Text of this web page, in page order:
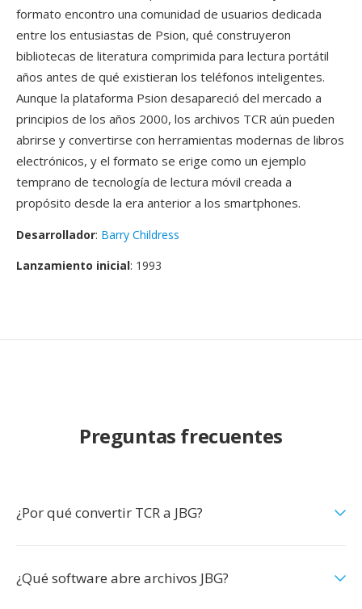
formato encontro una comunidad de usuarios dedicada
entre los entusiastas de Psion, qué construyeron
bibliotecas de literatura comprimida para lectura portátil
años antes de qué existieran los teléfonos inteligentes.
Aunque la plataforma Psion desapareció del mercado a
principios de los años 2000, los archivos TCR aún pueden
abrirse y convertirse con herramientas modernas de libros
electrónicos, y el formato se erige como un ejemplo
temprano de tecnología de lectura móvil creada a
propósito desde la era anterior a los smartphones.
Desarrollador: Barry Childress
Lanzamiento inicial: 1993
Preguntas frecuentes
¿Por qué convertir TCR a JBG?
¿Qué software abre archivos JBG?